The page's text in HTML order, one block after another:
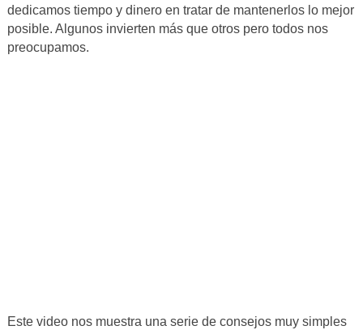
dedicamos tiempo y dinero en tratar de mantenerlos lo mejor
posible. Algunos invierten más que otros pero todos nos
preocupamos.
Este video nos muestra una serie de consejos muy simples